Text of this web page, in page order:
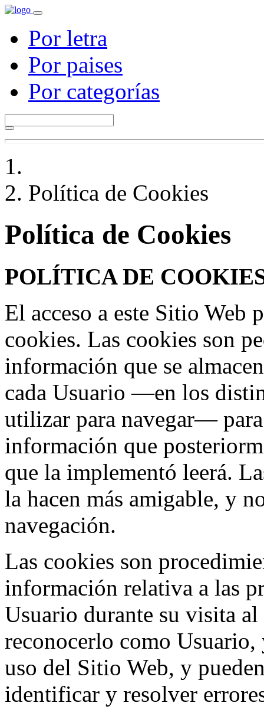
Por letra
Por paises
Por categorías
Política de Cookies
Política de Cookies
POLÍTICA DE
El acceso a este Sitio
cookies. Las cookies son
información que se
cada Usuario —en los
utilizar para navegar—
información que
que la implementó leerá.
la hacen más amigable, y
navegación.
Las cookies son
información relativa a las
Usuario durante su visita
reconocerlo como
uso del Sitio Web, y
identificar y resolver